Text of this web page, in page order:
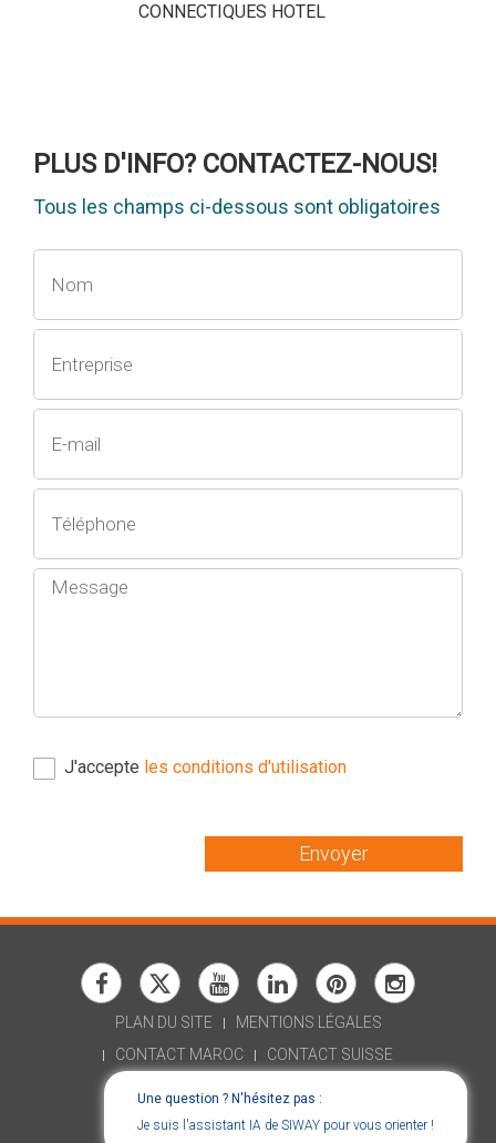
CONNECTIQUES HOTEL
PLUS D'INFO? CONTACTEZ-NOUS!
Tous les champs ci-dessous sont obligatoires
J'accepte les conditions d'utilisation
Envoyer
Une question ? N'hésitez pas :
Je suis l'assistant IA de SIWAY pour vous orienter !
PLAN DU SITE
MENTIONS LÉGALES
CONTACT MAROC
CONTACT SUISSE
DÉCLARATION D'ACCESSIBILITÉ